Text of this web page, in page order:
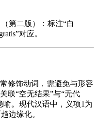
第二版）：标注“白
对应。
修饰动词，需避免与形容
联“空无结果”与“无代
喻。现代汉语中，义项1为
边缘化。